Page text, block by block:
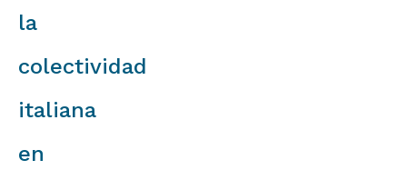
la
colectividad
italiana
en